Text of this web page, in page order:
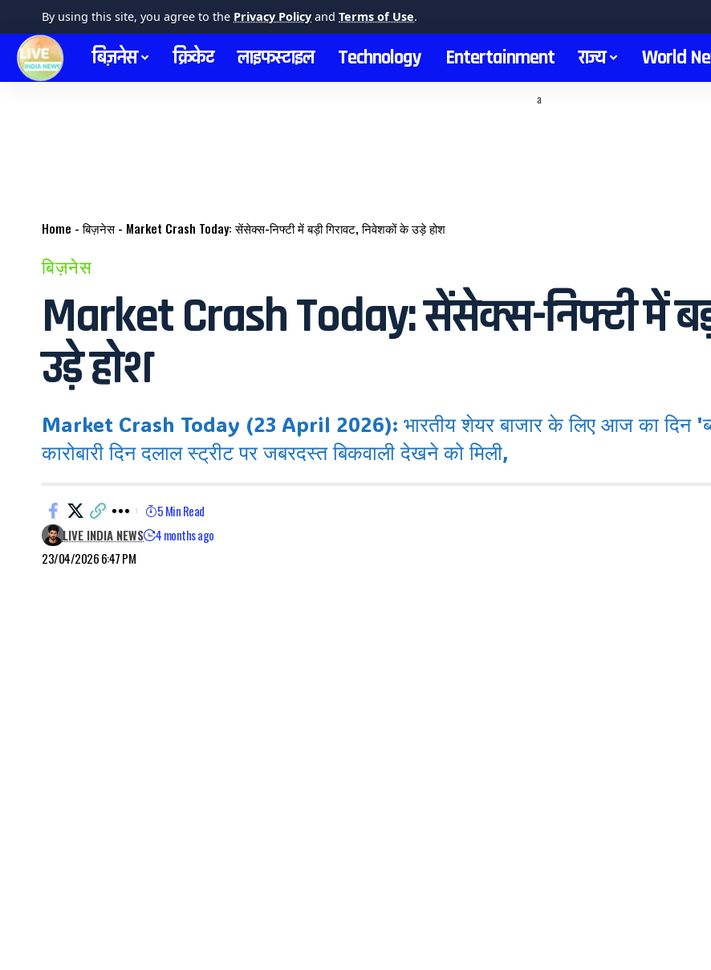
By using this site, you agree to the Privacy Policy and Terms of Use.
बिज़नेस क्रिकेट लाइफस्टाइल Technology Entertainment राज्य World
a
Home -बिज़नेस- Market Crash Today: सेंसेक्स-निफ्टी में बड़ी गिरावट, निवेशकों के उड़े होश
बिज़नेस
Market Crash Today: सेंसेक्स-निफ्टी में
उड़े होश
Market Crash Today (23 April 2026): भारतीय शेयर बाजार के लिए आज का दिन
कारोबारी दिन दलाल स्ट्रीट पर जबरदस्त बिकवाली देखने को मिली,
23/04/2026 6:47 PM
LIVE INDIA NEWS 4 months ago
5 Min Read